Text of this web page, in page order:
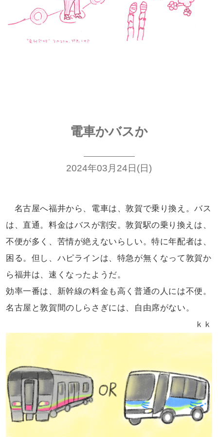
電車かバスか
2024年03月24日(日)
名古屋へ福井から、電車は、敦賀で乗り換え。バス
は、直通。料金はバスが割安。敦賀駅の乗り換えは、
不便が多く、 苦情が絶えないらしい。特に年配者は、
困る。但し、ハピラインは、特急が無くなって敦賀か
ら福井は、速くなったようだ。
効率一番は、新幹線の料金も高く 普通の人には不便。
名古屋と敦賀間の しらさぎには、自由席がない。
ｋｋ